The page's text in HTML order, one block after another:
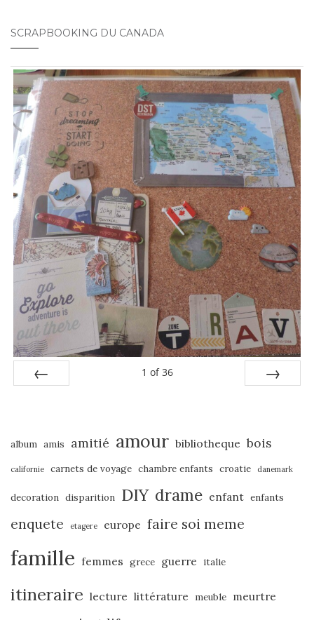
SCRAPBOOKING DU CANADA
1 of 36
album amis amitié amour bibliotheque bois
californie carnets de voyage chambre enfants croatie danemark
decoration disparition DIY drame enfant enfants
enquete etagere europe faire soi meme
famille femmes grece guerre italie
itineraire lecture littérature meuble meurtre